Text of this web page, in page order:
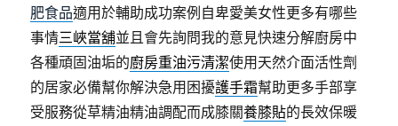
肥食品適用於輔助成功案例自卑愛美女性更多有哪些
事情三峽當舖並且會先詢問我的意見快速分解廚房中
各種頑固油垢的廚房重油污清潔使用天然介面活性劑
的居家必備幫你解決急用困擾護手霜幫助更多手部享
受服務從草精油精油調配而成膝關養膝貼的長效保暖